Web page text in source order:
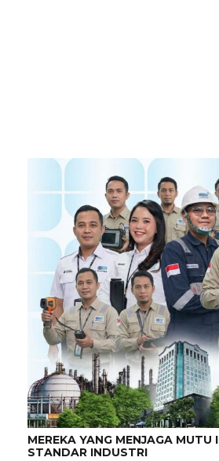
MEREKA YANG MENJAGA
STANDAR INDUSTRI